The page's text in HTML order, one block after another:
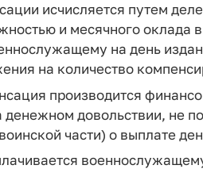
исчисляется путем
и месячного оклада
на день
на количество
производится
довольствии, не
части) о выплате